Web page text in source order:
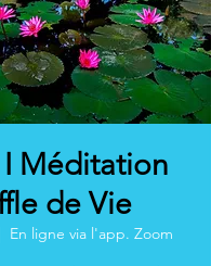
Méditation
de Vie
En ligne via l'app. Zoom